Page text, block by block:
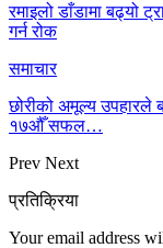
रमाइलो डाँडामा बढ्यो
गर्न रोक
समाचार
छोरीको अमूल्य उपहारले
१७औँ सफल…
Prev Next
प्रतिक्रिया
Your email address